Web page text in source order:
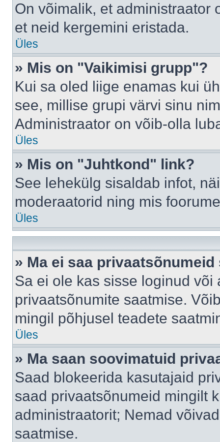
On võimalik, et administraator
et neid kergemini eristada.
Üles
» Mis on "Vaikimisi grupp"?
Kui sa oled liige enamas kui
see, millise grupi värvi sinu
Administraator on võib-olla
Üles
» Mis on "Juhtkond" link?
See lehekülg sisaldab infot,
moderaatorid ning mis
Üles
» Ma ei saa privaatsõnumeid
Sa ei ole kas sisse loginud
privaatsõnumite saatmise.
mingil põhjusel teadete
Üles
» Ma saan soovimatuid
Saad blokeerida kasutajaid
saad privaatsõnumeid mingilt
administraatorit; Nemad
saatmise.